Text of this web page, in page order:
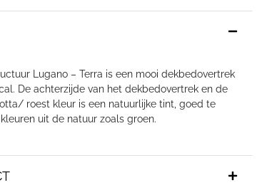
Lugano – Terra is een mooi dekbedovertrek
De achterzijde van het dekbedovertrek en de
roest kleur is een natuurlijke tint, goed te
uit de natuur zoals groen.